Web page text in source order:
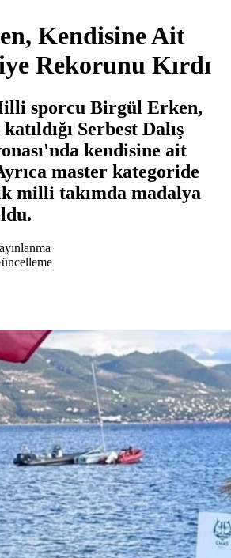
Kendisine Ait
Rekorunu Kırdı
sporcu Birgül Erken,
Serbest Dalış
kendisine ait
master kategoride
milli takımda madalya